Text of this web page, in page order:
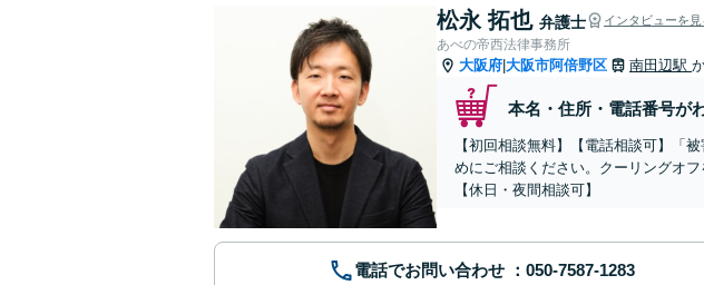
松永 拓也 弁護士 インタビューを見
あべの帝西法律事務所
大阪府 大阪市阿倍野区 南田辺駅
本名・住所・電話番号が
【初回相談無料】【電話相談可】「
めにご相談ください。クーリングオ
【休日・夜間相談可】
電話でお問い合わせ